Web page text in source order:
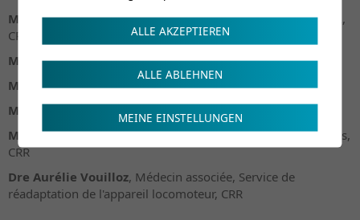
M. Mathieu Meister, ICUS, Soins infirmiers, Soins TRAUMA,
CRR
M. Fabio Pereira Caetano, Ergothérapeute, CRR
Mme Yaëlle Perrottet, Physiothérapeute, CRR
Mme Estelle Schmid, Physiothérapeute, CRR
Mme Cyrielle Thurre, Service social et Gestion d'assurances,
CRR
Dre Aurélie Vouilloz, Médecin associée, Service de
réadaptation de l'appareil locomoteur, CRR
ALLE AKZEPTIEREN
ALLE ABLEHNEN
MEINE EINSTELLUNGEN